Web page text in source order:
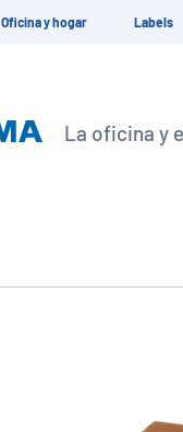
Oficina y hogar Labels
La oficina y